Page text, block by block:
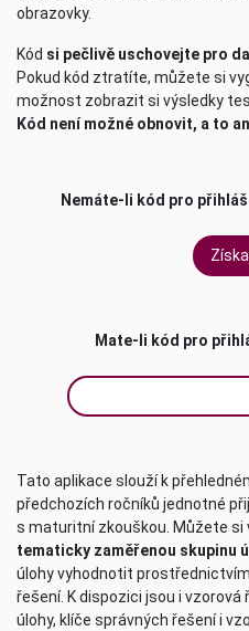
obrazovky.
Kód si pečlivě uschovejte pro
Pokud kód ztratíte, můžete si
možnost zobrazit si výsledky
Kód není možné obnovit, a to
Nemáte-li kód pro
Mate-li kód pro
Tato aplikace slouží k
předchozích ročníků jednotné
s maturitní zkouškou. Můžete si
tematicky zaměřenou skupinu
úlohy vyhodnotit
řešení. K dispozici jsou i
úlohy, klíče správných řešení i